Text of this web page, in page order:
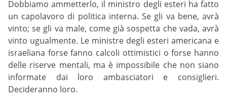
Dobbiamo ammetterlo, il ministro degli esteri ha fatto
un capolavoro di politica interna. Se gli va bene, avrà
vinto; se gli va male, come già sospetta che vada, avrà
vinto ugualmente. Le ministre degli esteri americana e
israeliana forse fanno calcoli ottimistici o forse hanno
delle riserve mentali, ma è impossibile che non siano
informate dai loro ambasciatori e consiglieri.
Decideranno loro.